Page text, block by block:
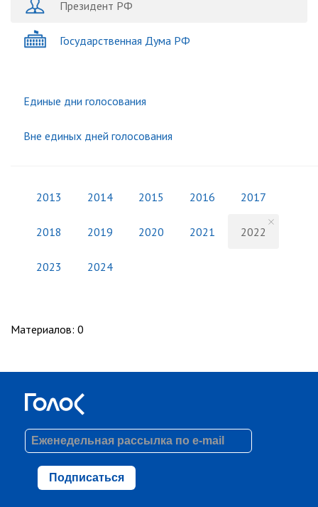
Президент РФ
Государственная Дума РФ
Единые дни голосования
Вне единых дней голосования
2013 2014 2015 2016 2017
2018 2019 2020 2021 2022
2023 2024
Материалов: 0
Подписаться